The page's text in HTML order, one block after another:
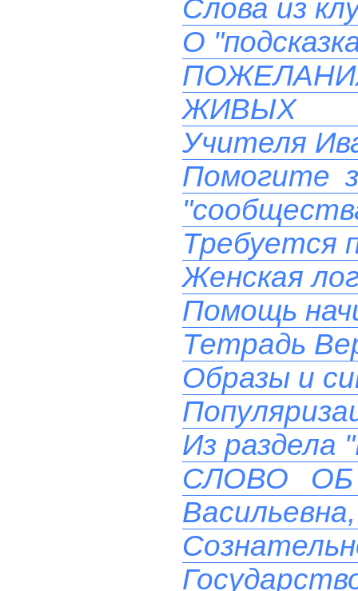
Слова из
О
ЖИВЫХ
Учителя
Помогите
Требуется
Женская
Помощь
Тетрадь
Образы и
Из раздела
СЛОВО ОБ